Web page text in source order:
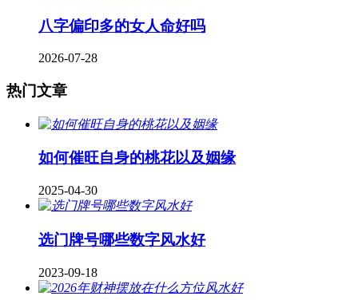
八字偏印多的女人命好吗
2026-07-28
热门文章
如何催旺自身的桃花以及姻缘
2025-04-30
​选门牌号哪些数字风水好
2023-09-18